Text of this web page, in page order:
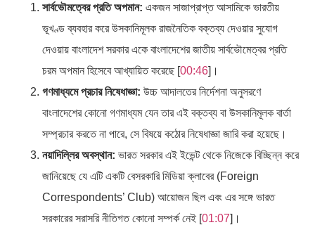
সার্বভৌমত্বের প্রতি অপমান: একজন সাজাপ্রাপ্ত আসামিকে ভারতীয়
ভূখণ্ড ব্যবহার করে উসকানিমূলক রাজনৈতিক বক্তব্য দেওয়ার সুযোগ
দেওয়ায় বাংলাদেশ সরকার একে বাংলাদেশের জাতীয় সার্বভৌমেত্বর প্রতি
চরম অপমান হিসেবে আখ্যায়িত করেছে [00:46]।
গণমাধ্যমে প্রচার নিষেধাজ্ঞা: উচ্চ আদালতের নির্দেশনা অনুসরণে
বাংলাদেশের কোনো গণমাধ্যম যেন তার এই বক্তব্য বা উসকানিমূলক বার্তা
সম্প্রচার করতে না পারে, সে বিষয়ে কঠোর নিষেধাজ্ঞা জারি করা হয়েছে।
নয়াদিল্লির অবস্থান: ভারত সরকার এই ইভেন্ট থেকে নিজেকে বিচ্ছিন্ন করে
জানিয়েছে যে এটি একটি বেসরকারি মিডিয়া ক্লাবের (Foreign
Correspondents’ Club) আয়োজন ছিল এবং এর সঙ্গে ভারত
সরকারের সরাসরি নীতিগত কোনো সম্পর্ক নেই [01:07]।